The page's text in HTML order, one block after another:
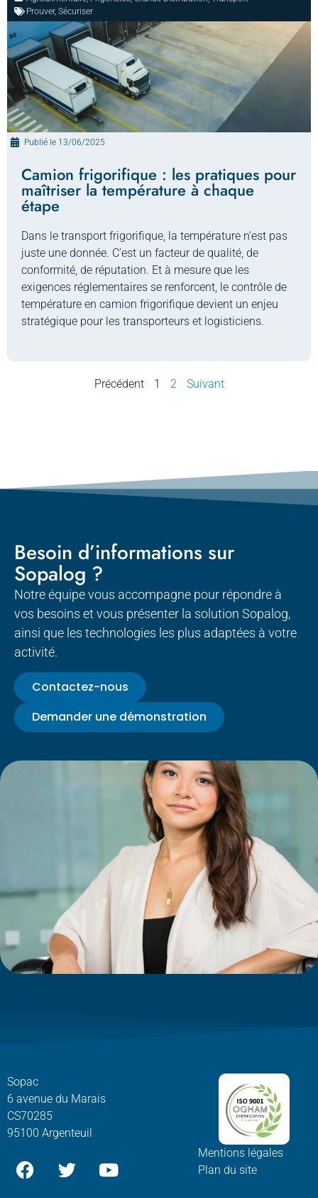
Prouver, Sécuriser
Publié le 13/06/2025
Camion frigorifique : les pratiques pour
maîtriser la température à chaque
étape
Dans le transport frigorifique, la température n’est pas
juste une donnée. C’est un facteur de qualité, de
conformité, de réputation. Et à mesure que les
exigences réglementaires se renforcent, le contrôle de
température en camion frigorifique devient un enjeu
stratégique pour les transporteurs et logisticiens.
Précédent 1 2 Suivant
Besoin d’informations sur
Sopalog ?
Notre équipe vous accompagne pour répondre à
vos besoins et vous présenter la solution Sopalog,
ainsi que les technologies les plus adaptées à votre
activité.
Contactez-nous
Demander une démonstration
Sopac
6 avenue du Marais
CS70285
95100 Argenteuil
Mentions légales
Plan du site